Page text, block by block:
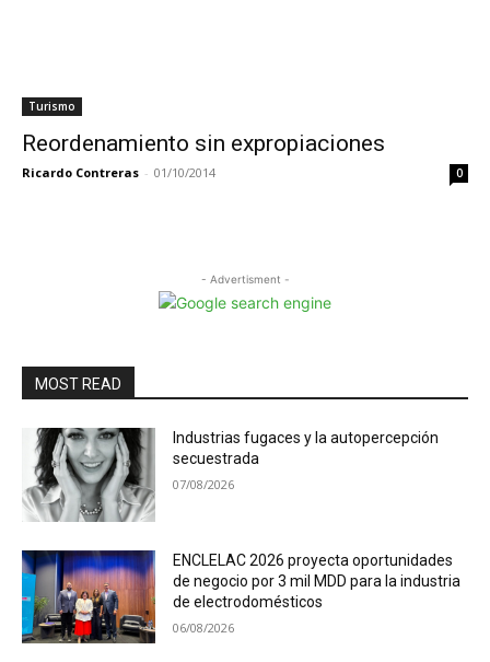
Turismo
Reordenamiento sin expropiaciones
Ricardo Contreras - 01/10/2014 0
- Advertisment -
MOST READ
Industrias fugaces y la autopercepción
secuestrada
07/08/2026
ENCLELAC 2026 proyecta oportunidades
de negocio por 3 mil MDD para la industria
de electrodomésticos
06/08/2026